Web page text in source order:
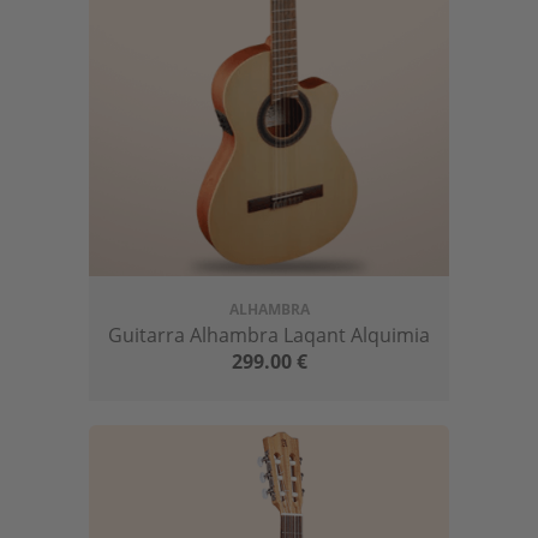
calidad entre las que se incluye cedro
macizo, abeto alemán o palosanto de India,
aportando un acabado idóneo a cada uno
de los instrumentos.
Solo hay que tocar cualquiera de sus
modelos por primera vez para apreciar que
el contacto es el que proporcionan los
mejores instrumentos
, aquellos que es
difícil dejar de tocar porque se hacen con
toda nuestra atención.
Además, todos los instrumentos clásicos
de Alhambra cumplen con los principales
ambiente, con piezas que aprovechan toda
la madera posible y quehan sido fabricadas
siguiendo los procesos de trabajo más
ALHAMBRA
Guitarra Alhambra Laqant Alquimia
299.00€